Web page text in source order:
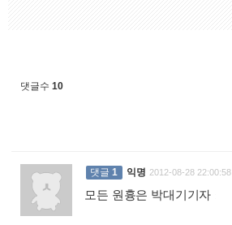
댓글수 10
댓글 1 익명 2012-08-28 22:00:58
모든 원흉은 박대기기자